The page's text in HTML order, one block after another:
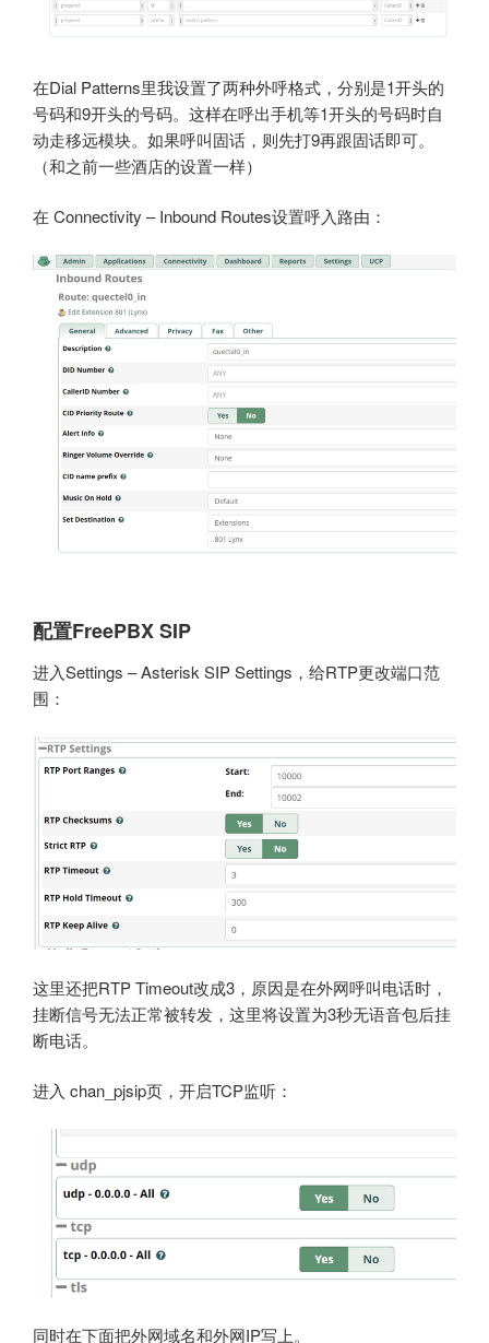
在Dial Patterns里我设置了两种外呼格式，分别是1开头的
号码和9开头的号码。这样在呼出手机等1开头的号码时自
动走移远模块。如果呼叫固话，则先打9再跟固话即可。
（和之前一些酒店的设置一样）
在 Connectivity – Inbound Routes设置呼入路由：
配置FreePBX SIP
进入Settings – Asterisk SIP Settings，给RTP更改端口范
围：
这里还把RTP Timeout改成3，原因是在外网呼叫电话时，
挂断信号无法正常被转发，这里将设置为3秒无语音包后挂
断电话。
进入 chan_pjsip页，开启TCP监听：
同时在下面把外网域名和外网IP写上。